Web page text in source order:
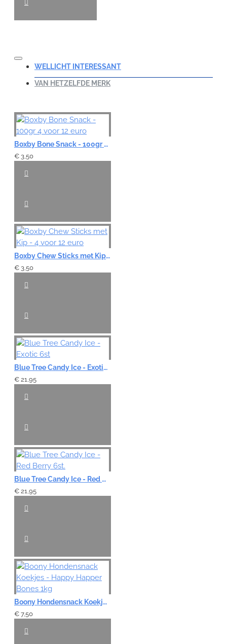
WELLICHT INTERESSANT
VAN HETZELFDE MERK
Boxby Bone Snack - 100gr 4 voor 12 euro
€ 3,50
Boxby Chew Sticks met Kip - 4 voor 12 euro
€ 3,50
Blue Tree Candy Ice - Exotic 6st
€ 21,95
Blue Tree Candy Ice - Red Berry 6st.
€ 21,95
Boony Hondensnack Koekjes - Happy Happer Bones 1kg
€ 7,50